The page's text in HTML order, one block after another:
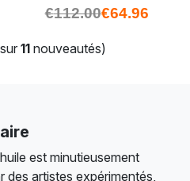
€112.00€64.96
11 nouveautés)
est minutieusement
des artistes expérimentés,